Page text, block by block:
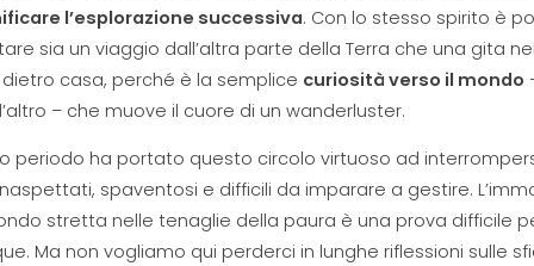
l’esplorazione successiva. Con lo stesso spirito è
sia un viaggio dall’altra parte della Terra che una gita
casa, perché è la semplice curiosità verso il mondo
– che muove il cuore di un wanderluster.
periodo ha portato questo circolo virtuoso ad
spaventosi e difficili da imparare a gestire.
stretta nelle tenaglie della paura è una prova difficile
Ma non vogliamo qui perderci in lunghe riflessioni sulle